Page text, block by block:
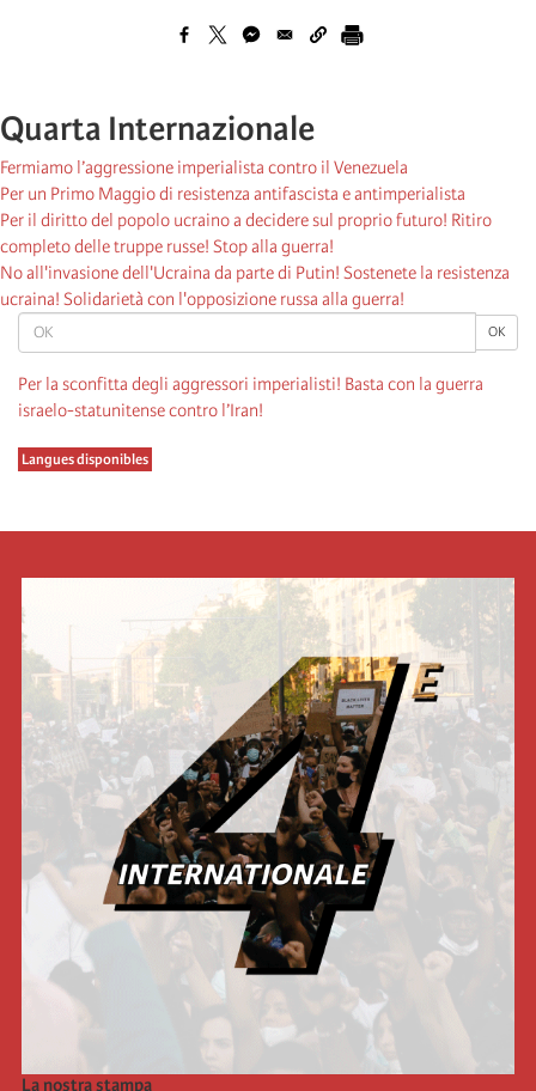
OK OK
Per la sconfitta degli aggressori imperialisti! Basta con la guerra
israelo-statunitense contro l’Iran!
Langues disponibles
Quarta Internazionale
Fermiamo l’aggressione imperialista contro il Venezuela
Per un Primo Maggio di resistenza antifascista e antimperialista
Per il diritto del popolo ucraino a decidere sul proprio futuro! Ritiro
completo delle truppe russe! Stop alla guerra!
No all'invasione dell'Ucraina da parte di Putin! Sostenete la resistenza
ucraina! Solidarietà con l'opposizione russa alla guerra!
La nostra stampa